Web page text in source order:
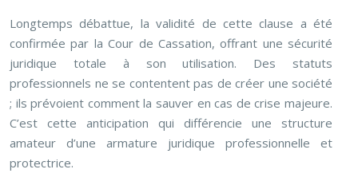
Longtemps débattue, la validité de cette clause a été
confirmée par la Cour de Cassation, offrant une sécurité
juridique totale à son utilisation. Des statuts
professionnels ne se contentent pas de créer une société
; ils prévoient comment la sauver en cas de crise majeure.
C’est cette anticipation qui différencie une structure
amateur d’une armature juridique professionnelle et
protectrice.